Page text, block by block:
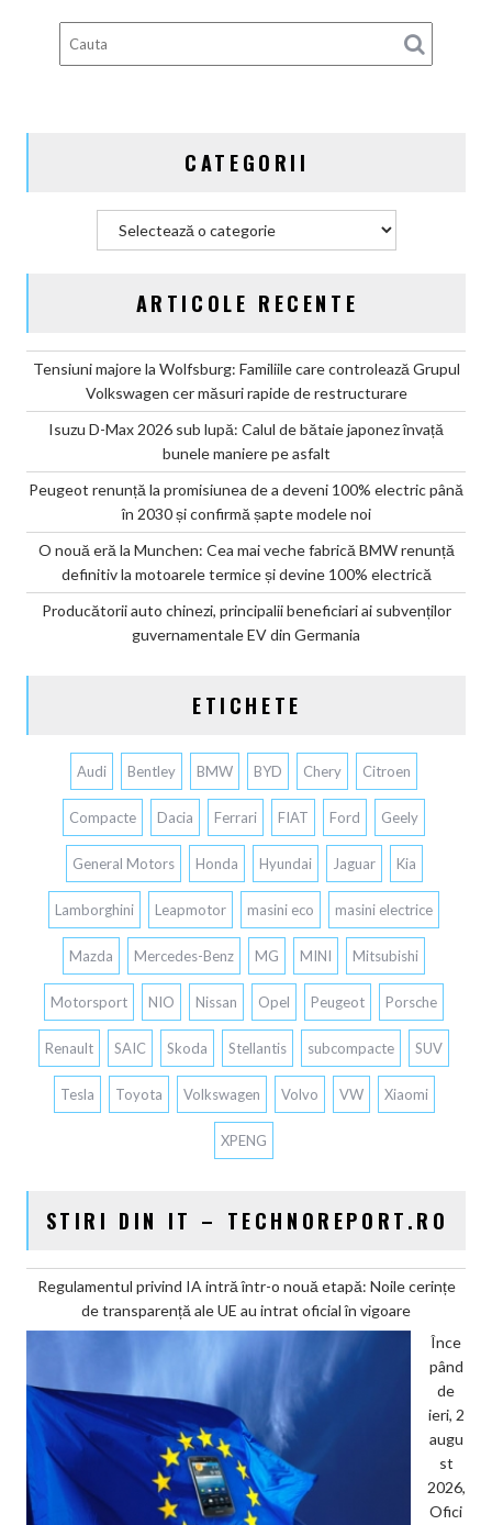
BMW
renunță
devine
CATEGORII
ARTICOLE RECENTE
Tensiuni majore la Wolfsburg: Familiile care controlează Grupul
Volkswagen cer măsuri rapide de restructurare
Isuzu D-Max 2026 sub lupă: Calul de bătaie japonez învață
bunele maniere pe asfalt
Peugeot renunță la promisiunea de a deveni 100% electric până
în 2030 și confirmă șapte modele noi
O nouă eră la Munchen: Cea mai veche fabrică BMW renunță
definitiv la motoarele termice și devine 100% electrică
Producătorii auto chinezi, principalii beneficiari ai subvenților
guvernamentale EV din Germania
ETICHETE
Audi Bentley BMW BYD Chery Citroen
Compacte Dacia Ferrari FIAT Ford Geely
General Motors Honda Hyundai Jaguar Kia
Lamborghini Leapmotor masini eco masini electrice
Mazda Mercedes-Benz MG MINI Mitsubishi
Motorsport NIO Nissan Opel Peugeot Porsche
Renault SAIC Skoda Stellantis subcompacte SUV
Tesla Toyota Volkswagen Volvo VW Xiaomi
XPENG
STIRI DIN IT – TECHNOREPORT.RO
Regulamentul privind IA intră într-o nouă etapă: Noile cerințe
de transparență ale UE au intrat oficial în vigoare
Înce
pând
de
ieri, 2
augu
st
2026,
Ofici